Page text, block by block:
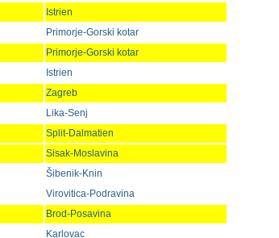
Istrien
Primorje-Gorski kotar
Primorje-Gorski kotar
Istrien
Zagreb
Lika-Senj
Split-Dalmatien
Sisak-Moslavina
Šibenik-Knin
Virovitica-Podravina
Brod-Posavina
Karlovac